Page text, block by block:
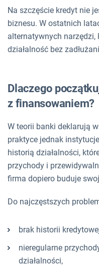
Na szczęście kredyt nie
biznesu. W ostatnich
alternatywnych
działalność bez
Dlaczego
z finansowaniem?
W teorii banki deklarują
praktyce jednak
historią działalności,
przychody i
firma dopiero buduje
Do najczęstszych
brak historii
nieregularne
działalności,